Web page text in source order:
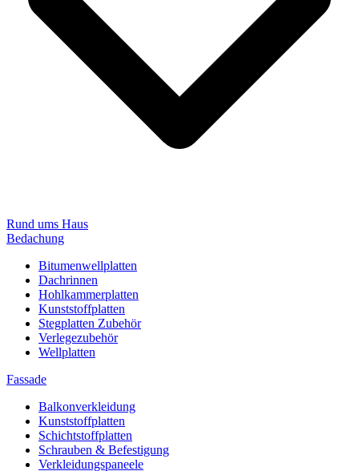
Rund ums Haus
Bedachung
Bitumenwellplatten
Dachrinnen
Hohlkammerplatten
Kunststoffplatten
Stegplatten Zubehör
Verlegezubehör
Wellplatten
Fassade
Balkonverkleidung
Kunststoffplatten
Schichtstoffplatten
Schrauben & Befestigung
Verkleidungspaneele